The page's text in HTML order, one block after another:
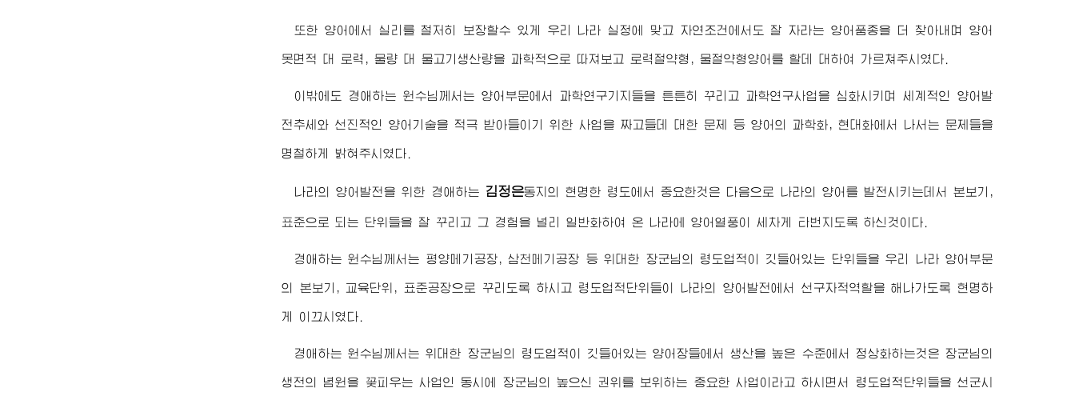
또한 양어에서 실리를 철저히 보장할수 있게 우리 나라 실정에 맞고 자연조건에서도 잘 자라는 양어품종을 더 찾아내며 양어
못면적 대 로력, 물량 대 물고기생산량을 과학적으로 따져보고 로력절약형, 물절약형양어를 할데 대하여 가르쳐주시였다.
이밖에도 경애하는 원수님 께서는 양어부문에서 과학연구기지들을 튼튼히 꾸리고 과학연구사업을 심화시키며 세계적인 양어발
전추세와 선진적인 양어기술을 적극 받아들이기 위한 사업을 짜고들데 대한 문제 등 양어의 과학화, 현대화에서 나서는 문제들을
명철하게 밝혀주시였다.
나라의 양어발전을 위한 경애하는 김정은동지 의 현명한 령도에서 중요한것은 다음으로 나라의 양어를 발전시키는데서 본보기,
표준으로 되는 단위들을 잘 꾸리고 그 경험을 널리 일반화하여 온 나라에 양어열풍이 세차게 타번지도록 하신것이다.
경애하는 원수님 께서는 평양메기공장, 삼천메기공장 등위대한 장군님 의 령도업적이 깃들어있는 단위들을 우리 나라 양어부문
의 본보기, 교육단위, 표준공장으로 꾸리도록 하시고 령도업적단위들이 나라의 양어발전에서 선구자적역할을 해나가도록 현명하
게 이끄시였다.
경애하는 원수님 께서는위대한 장군님 의 령도업적이 깃들어있는 양어장들에서 생산을 높은 수준에서 정상화하는것은장군님의
생전의 념원을 꽃피우는 사업인 동시에 장군님 의 높으신 권위를 보위하는 중요한 사업이라고 하시면서 령도업적단위들을 선군시